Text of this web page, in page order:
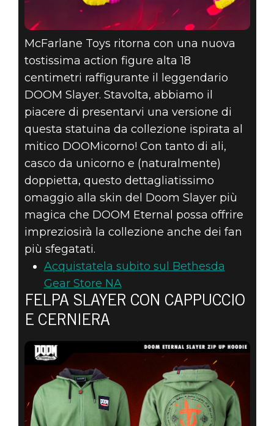
McFarlane Toys ritorna con una nuova
tostissima action figure alta 18
centimetri raffigurante il leggendario
DOOM Slayer. Stavolta, abbiamo il
piacere di presentarvi una versione di
questa statuina da collezione ispirata al
mitico DOOMicorno! Con tanto di ali,
casco da unicorno e (naturalmente)
doppietta, questo dettagliatissimo
omaggio alla skin del Doom Slayer più
magica che DOOM Eternal possa offrire
impreziosirà la collezione anche dei fan
più sfegatati.
Acquistatela subito sul Bethesda
Gear Store NA
FELPA SLAYER CON CAPPUCCIO
E CERNIERA